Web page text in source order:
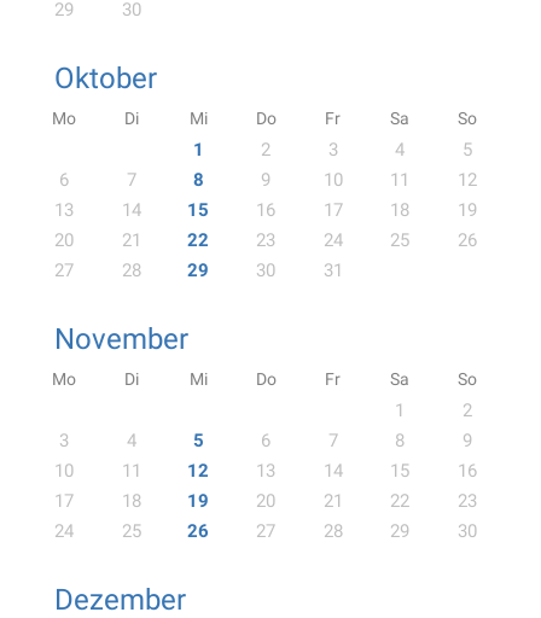
29 30
Oktober
Mo Di Mi Do Fr Sa So
1 2 3 4
5
6
7 8 9 10 11
12
13
14 15 16 17 18
19
20
21 22 23 24 25
26
27
28 29 30 31
November
Mo Di Mi Do Fr Sa So
1
2
3
4 5 6 7 8
9
10
11 12 13 14 15
16
17
18 19 20 21 22
23
24
25 26 27 28 29 30
Dezember